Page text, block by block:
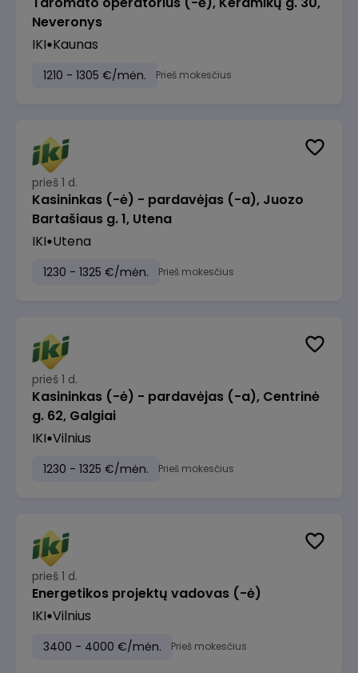
Neveronys
IKI Kaunas
1210 - 1305 €/mėn. Prieš mokesčius
prieš 1 d.
Kasininkas (-ė) - pardavėjas (-a), Juozo
Bartašiaus g. 1, Utena
IKI Utena
1230 - 1325 €/mėn. Prieš mokesčius
prieš 1 d.
Kasininkas (-ė) - pardavėjas (-a), Centrinė
g. 62, Galgiai
IKI Vilnius
1230 - 1325 €/mėn. Prieš mokesčius
prieš 1 d.
Energetikos projektų vadovas (-ė)
IKI Vilnius
3400 - 4000 €/mėn. Prieš mokesčius